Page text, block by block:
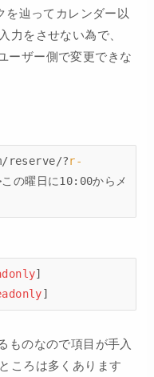
を辿ってカレンダー以
力をさせない為で、
ーザー側で変更できな
reserve/?r-
の曜日に10:00からメ
]
]
ものなので項目が手入
ころは多くあります